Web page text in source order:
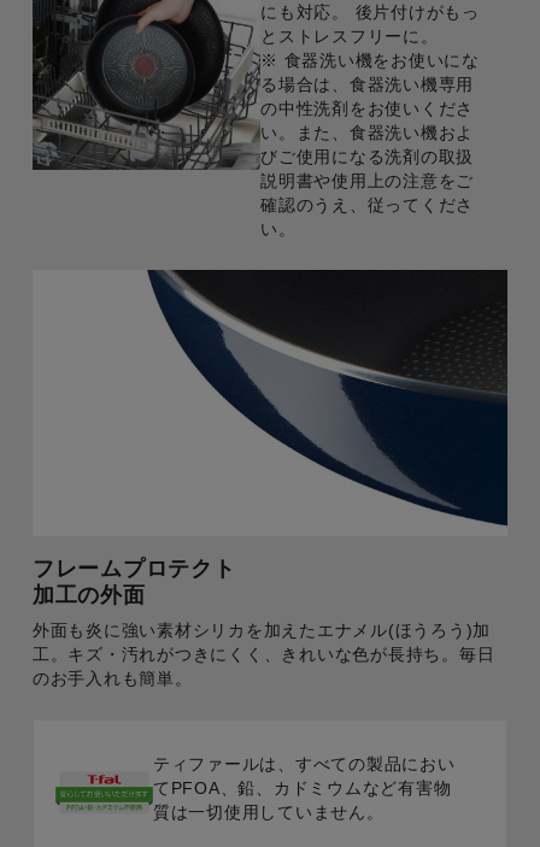
にも対応。 後片付けがもっ
とストレスフリーに。
※ 食器洗い機をお使いにな
る場合は、食器洗い機専用
の中性洗剤をお使いくださ
い。また、食器洗い機およ
びご使用になる洗剤の取扱
説明書や使用上の注意をご
確認のうえ、従ってくださ
い。
フレームプロテクト
加工の外面
外面も炎に強い素材シリカを加えたエナメル(ほうろう)加
工。キズ・汚れがつきにくく、きれいな色が長持ち。毎日
のお手入れも簡単。
ティファールは、すべての製品におい
てPFOA、鉛、カドミウムなど有害物
質は一切使用していません。